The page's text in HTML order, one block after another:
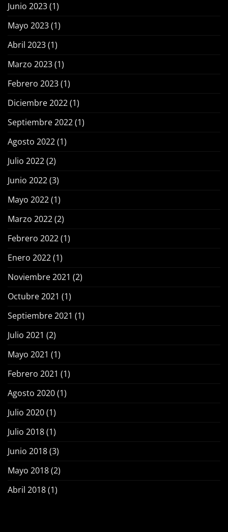
Junio 2023(1)
Mayo 2023(1)
Abril 2023(1)
Marzo 2023(1)
Febrero 2023(1)
Diciembre 2022(1)
Septiembre 2022(1)
Agosto 2022(1)
Julio 2022(2)
Junio 2022(3)
Mayo 2022(1)
Marzo 2022(2)
Febrero 2022(1)
Enero 2022(1)
Noviembre 2021 (2)
Octubre 2021 (1)
Septiembre 2021 (1)
Julio 2021 (2)
Mayo 2021 (1)
Febrero 2021 (1)
Agosto 2020(1)
Julio 2020(1)
Julio 2018(1)
Junio 2018(3)
Mayo 2018(2)
Abril 2018(1)